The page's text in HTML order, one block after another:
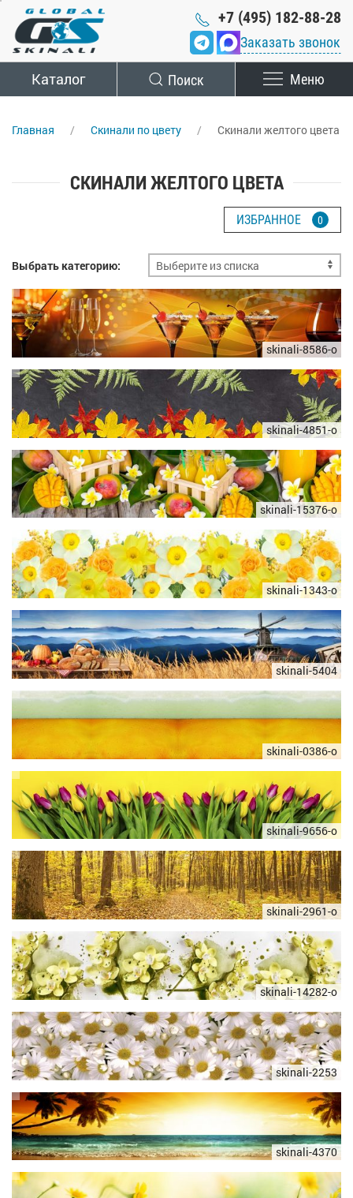
+7 (495) 182-88-28
Заказать звонок
Каталог Поиск Меню
Главная Скинали по цвету Скинали желтого цвета
СКИНАЛИ ЖЕЛТОГО ЦВЕТА
ИЗБРАННОЕ 0
Выбрать категорию:
skinali-8586-o
skinali-4851-o
skinali-15376-o
skinali-1343-o
skinali-5404
skinali-0386-o
skinali-9656-o
skinali-2961-o
skinali-14282-o
skinali-2253
skinali-4370